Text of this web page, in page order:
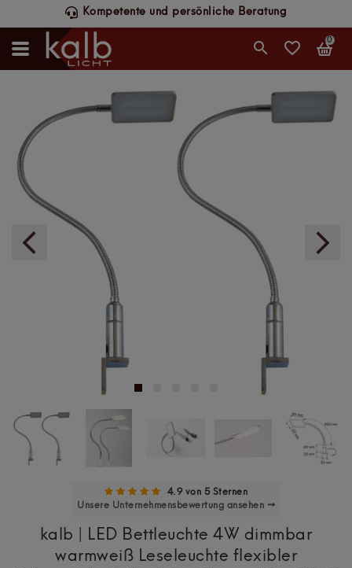
Kompetente und persönliche Beratung
0
4.9 von 5 Sternen
Unsere Unternehmensbewertung ansehen →
kalb | LED Bettleuchte 4W dimmbar
warmweiß Leseleuchte flexibler